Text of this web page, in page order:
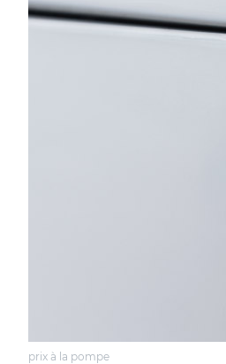
prix à la pompe